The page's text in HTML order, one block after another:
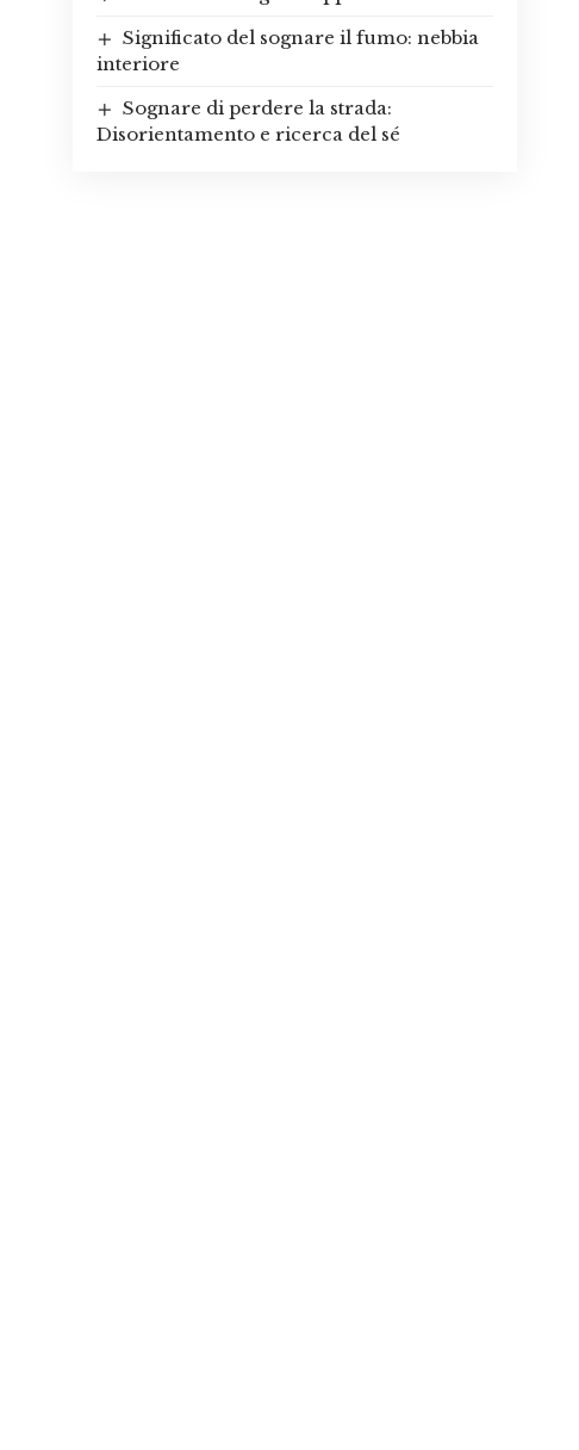
Significato del sognare il fumo: nebbia
interiore
Sognare di perdere la strada:
Disorientamento e ricerca del sé